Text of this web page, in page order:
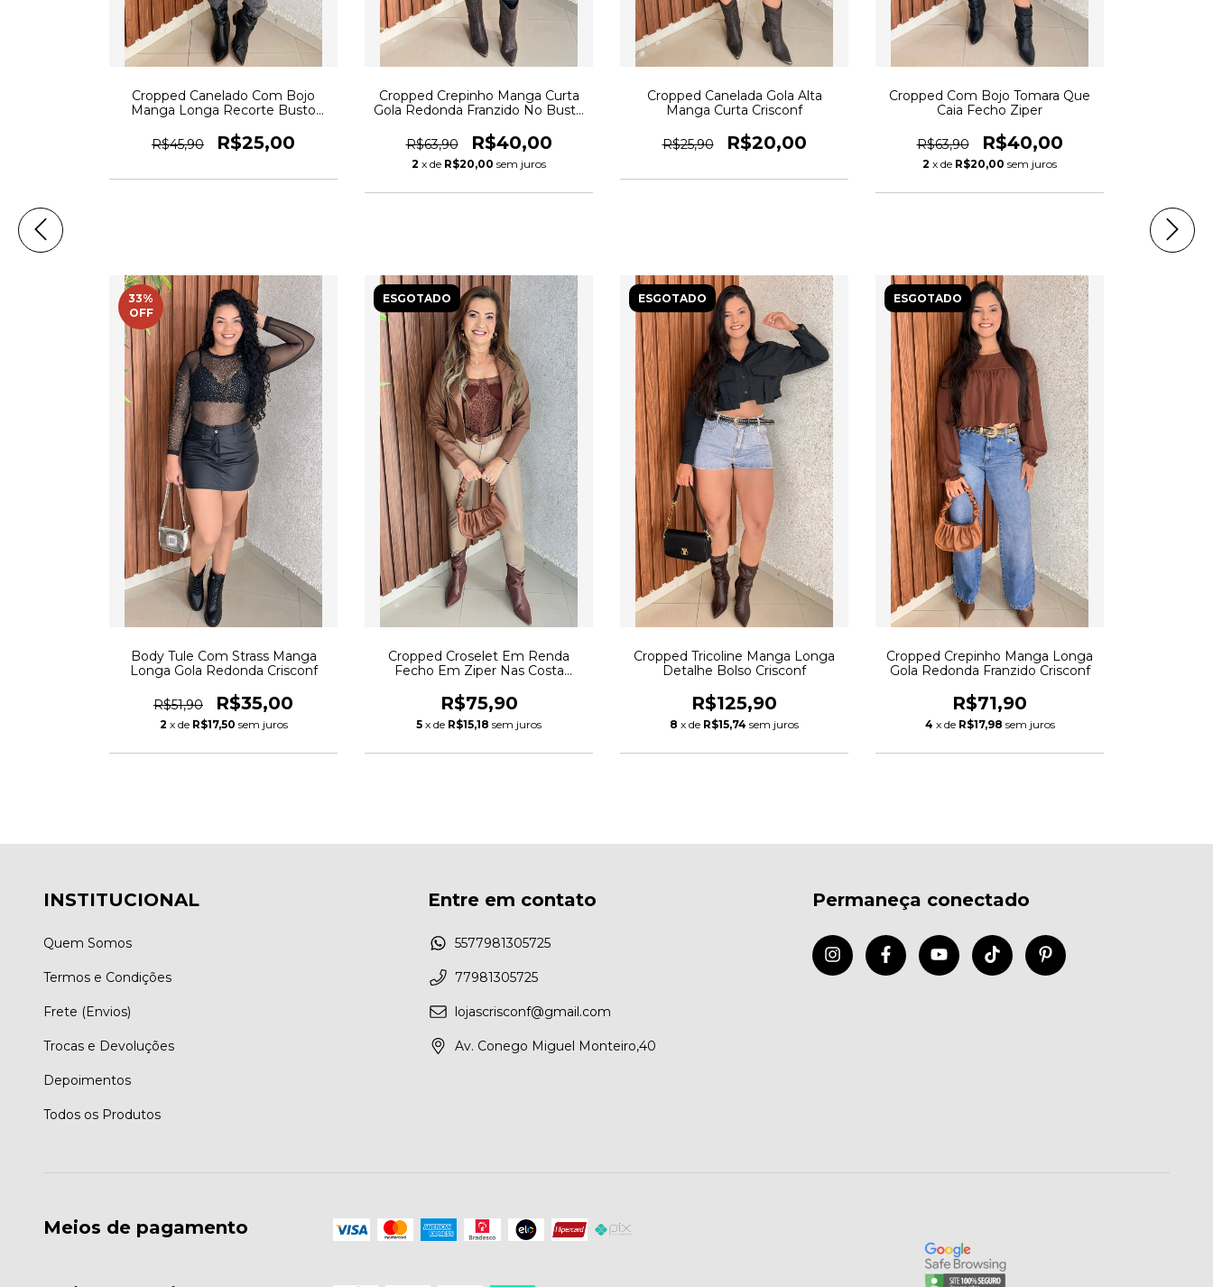
Cropped Canelado Com Bojo
Manga Longa Recorte Busto
R$45,90
R$25,00
Cropped Crepinho Manga Curta
Gola Redonda Franzido No Busto
R$63,90
R$40,00
2 x de R$20,00 sem juros
Cropped Canelada Gola Alta
Manga Curta Crisconf
R$25,90 R$20,00
Cropped Com Bojo Tomara Que
Caia Fecho Ziper
R$63,90 R$40,00
2 x de R$20,00 sem juros
33%
OFF
Body Tule Com Strass Manga
Longa Gola Redonda Crisconf
R$51,90 R$35,00
2 x de R$17,50 sem juros
ESGOTADO
Cropped Croselet Em Renda
Fecho Em Ziper Nas Costa
R$75,90
5 x de R$15,18 sem juros
ESGOTADO
Cropped Tricoline Manga Longa
Detalhe Bolso Crisconf
R$125,90
8 x de R$15,74 sem juros
ESGOTADO
Cropped Crepinho Manga Longa
Gola Redonda Franzido Crisconf
R$71,90
4 x de R$17,98 sem juros
INSTITUCIONAL
Quem Somos
Termos e Condições
Frete (Envios)
Trocas e Devoluções
Depoimentos
Todos os Produtos
Entre em contato
5577981305725
77981305725
lojascrisconf@gmail.com
Av. Conego Miguel Monteiro,40
Permaneça conectado
Meios de pagamento